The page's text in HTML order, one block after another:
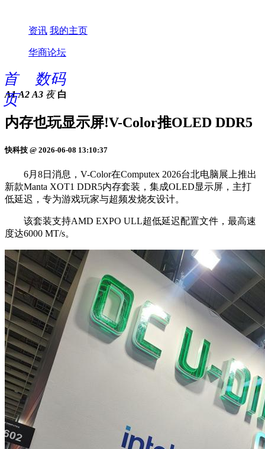
资讯 我的主页
华商论坛
首
页
数码
A1 A2 A3 夜 白
内存也玩显示屏!V-Color推OLED DDR5
快科技 @ 2026-06-08 13:10:37
6月8日消息，V-Color在Computex 2026台北电脑展上推出
新款Manta XOT1 DDR5内存套装，集成OLED显示屏，主打
低延迟，专为游戏玩家与超频发烧友设计。
该套装支持AMD EXPO ULL超低延迟配置文件，最高速
度达6000 MT/s。